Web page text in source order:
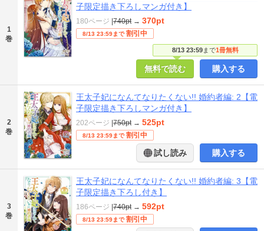
1
巻
子限定描き下ろしマンガ付き】
8/13 23:59まで1冊無料
180ページ |740pt → 370pt
8/13 23:59まで 割引中
無料で読む 購入する
2
巻
王太子妃になんてなりたくない!! 婚約者編: 2【電
子限定描き下ろしマンガ付き】
202ページ |750pt → 525pt
8/13 23:59まで 割引中
試し読み 購入する
3
巻
王太子妃になんてなりたくない!! 婚約者編: 3【電
子限定描き下ろし付き】
186ページ |740pt → 592pt
8/13 23:59まで 割引中